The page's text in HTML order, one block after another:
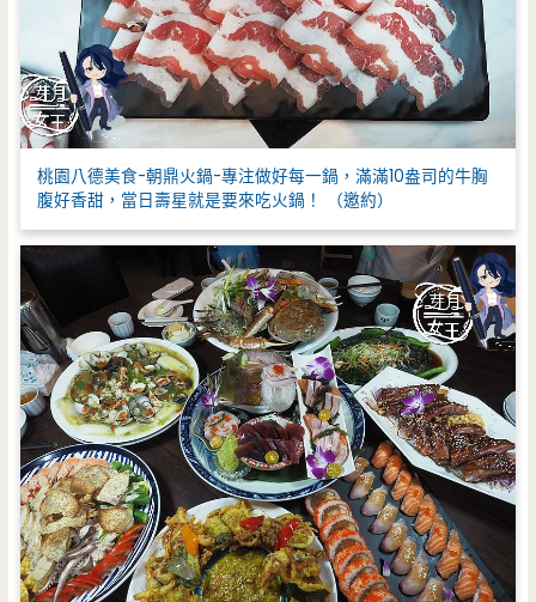
桃園八德美食-朝鼎火鍋-專注做好每一鍋，滿滿10盎司的牛胸
腹好香甜，當日壽星就是要來吃火鍋！ （邀約）